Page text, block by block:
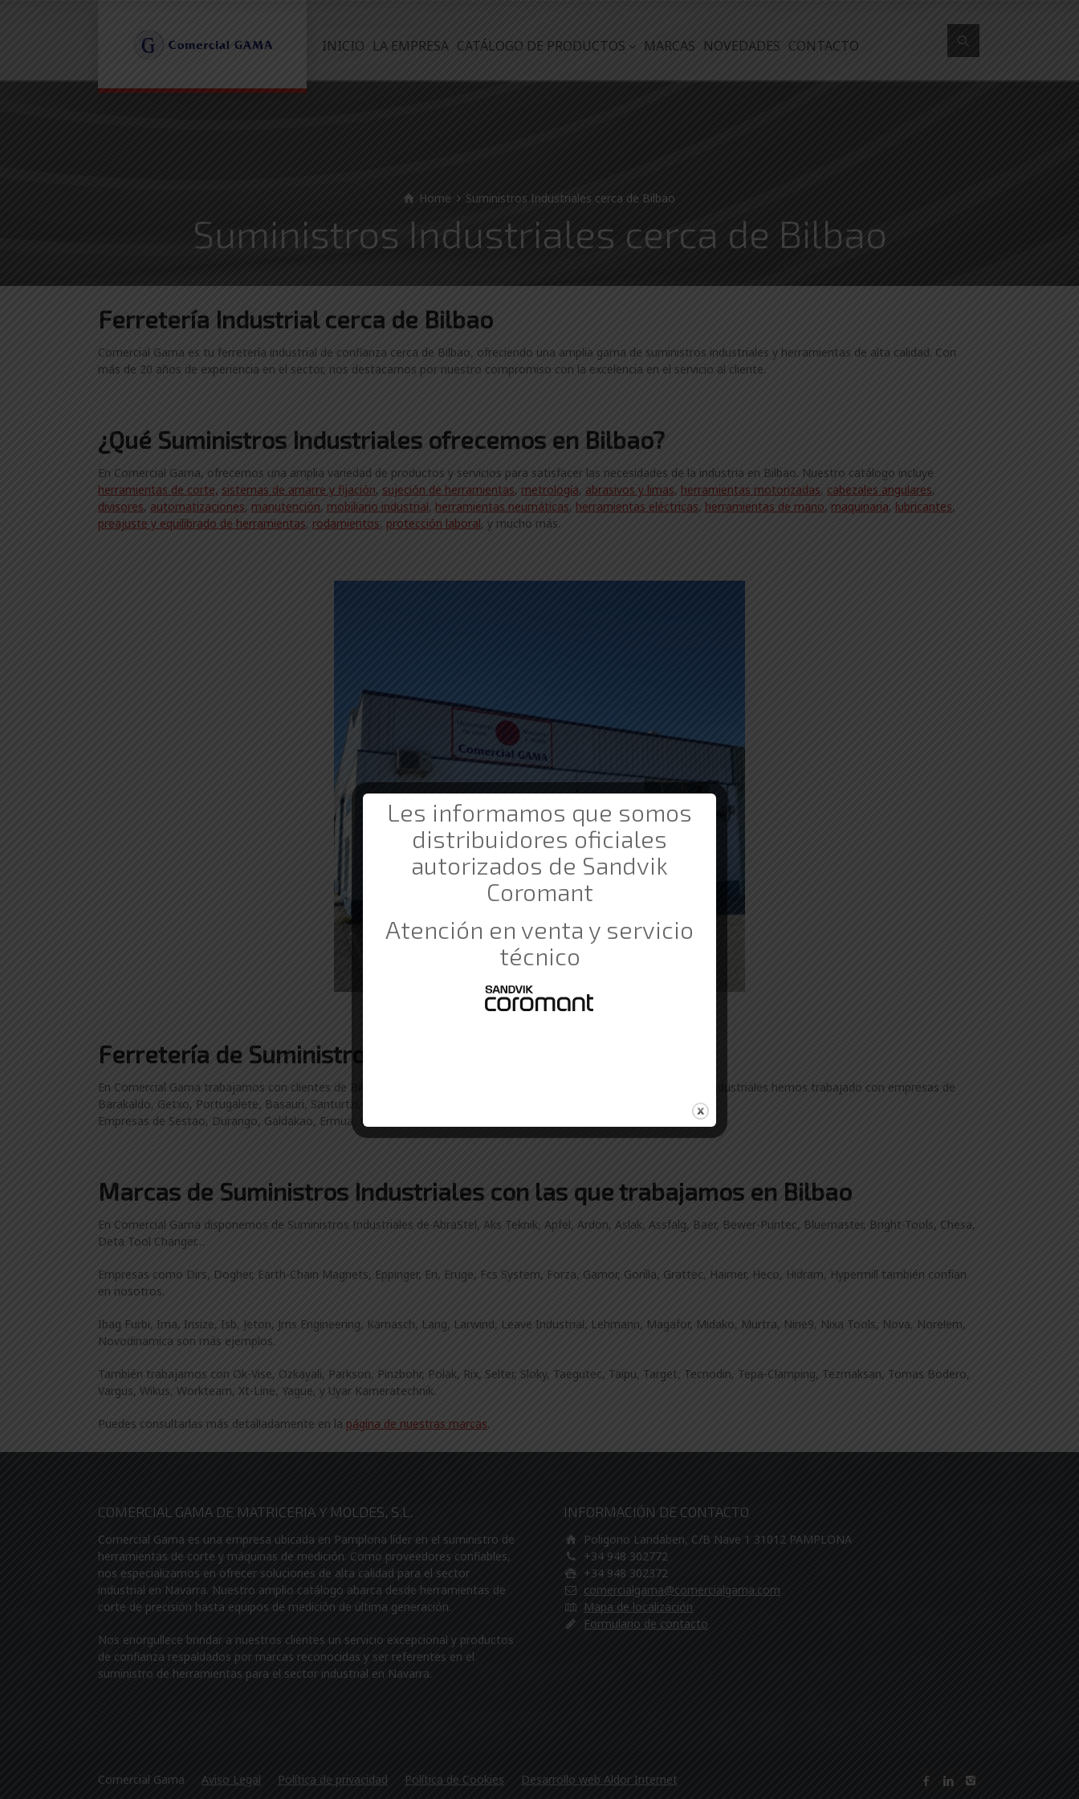
INICIO LA EMPRESA CATÁLOGO DE PRODUCTOS MARCAS NOVEDADES CONTACTO
Home Suministros Industriales cerca de Bilbao
Suministros Industriales cerca de Bilbao
Ferretería Industrial cerca de Bilbao
Comercial Gama es tu ferretería industrial de confianza cerca de Bilbao, ofreciendo una amplia gama de suministros industriales y herramientas de alta calidad. Con
más de 20 años de experiencia en el sector, nos destacamos por nuestro compromiso con la excelencia en el servicio al cliente.
¿Qué Suministros Industriales ofrecemos en Bilbao?
En Comercial Gama, ofrecemos una amplia variedad de productos y servicios para satisfacer las necesidades de la industria en Bilbao. Nuestro catálogo incluye
herramientas de corte, sistemas de amarre y fijación, sujeción de herramientas, metrología, abrasivos y limas, herramientas motorizadas, cabezales angulares,
divisores, automatizaciones, manutención, mobiliario industrial, herramientas neumáticas, herramientas eléctricas, herramientas de mano, maquinaria, lubricantes,
preajuste y equilibrado de herramientas, rodamientos, protección laboral, y mucho más.
Ferretería de Suministros Industriales Barata en Bilbao
En Comercial Gama trabajamos con clientes de Bilbao. Durante nuestros 20 años de experiencia en los Suministros Industriales hemos trabajado con empresas de
Barakaldo, Getxo, Portugalete, Basauri, Santurtzi, Leioa…
Empresas de Sestao, Durango, Galdakao, Ermua, Erandio usan suministros industriales de Comercial Gama.
Marcas de Suministros Industriales con las que trabajamos en Bilbao
En Comercial Gama disponemos de Suministros Industriales de AbraStel, Aks Teknik, Apfel, Ardon, Aslak, Assfalg, Baer, Bewer-Puntec, Bluemaster, Bright-Tools, Chesa,
Deta Tool Changer…
Empresas como Dirs, Dogher, Earth-Chain Magnets, Eppinger, Eri, Eruge, Fcs System, Forza, Gamor, Gorilla, Grattec, Haimer, Heco, Hidram, Hypermill también confían
en nosotros.
Ibag Furbi, Ima, Insize, Isb, Jeton, Jms Engineering, Karnasch, Lang, Larwind, Leave Industrial, Lehmann, Magafor, Midako, Murtra, Nine9, Nixa Tools, Nova, Norelem,
Novodinamica son más ejemplos.
También trabajamos con Ok-Vise, Ozkayali, Parkson, Pinzbohr, Polak, Rix, Selter, Sloky, Taegutec, Taipu, Target, Tecnodin, Tepa-Clamping, Tezmaksan, Tomas Bodero,
Vargus, Wikus, Workteam, Xt-Line, Yague, y Uyar Kameratechnik.
Puedes consultarlas más detalladamente en la página de nuestras marcas.
COMERCIAL GAMA DE MATRICERIA Y MOLDES, S.L.
Comercial Gama es una empresa ubicada en Pamplona líder en el suministro de
herramientas de corte y máquinas de medición. Como proveedores confiables,
nos especializamos en ofrecer soluciones de alta calidad para el sector
industrial en Navarra. Nuestro amplio catálogo abarca desde herramientas de
corte de precisión hasta equipos de medición de última generación.
Nos enorgullece brindar a nuestros clientes un servicio excepcional y productos
de confianza respaldados por marcas reconocidas y ser referentes en el
suministro de herramientas para el sector industrial en Navarra.
INFORMACIÓN DE CONTACTO
Poligono Landaben, C/B Nave 1 31012 PAMPLONA
+34 948 302772
+34 948 302372
comercialgama@comercialgama.com
Mapa de localización
Formulario de contacto
Comercial Gama Aviso Legal Política de privacidad Política de Cookies Desarrollo web Aldor Internet
Les informamos que somos
distribuidores oficiales
autorizados de Sandvik
Coromant
Atención en venta y servicio
técnico